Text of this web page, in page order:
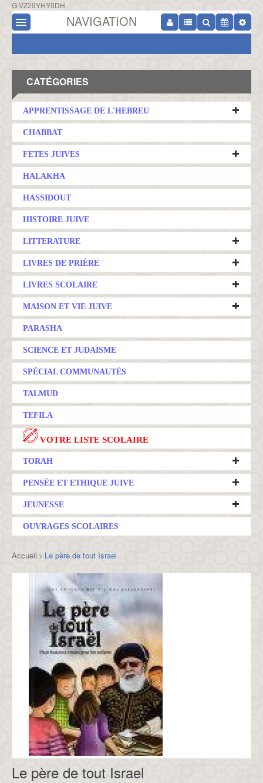
G-VZ29YHY0DH
NAVIGATION
CATÉGORIES
APPRENTISSAGE DE L'HEBREU
CHABBAT
FETES JUIVES
HALAKHA
HASSIDOUT
HISTOIRE JUIVE
LITTERATURE
LIVRES DE PRIÈRE
LIVRES SCOLAIRE
MAISON ET VIE JUIVE
PARASHA
SCIENCE ET JUDAISME
SPÉCIAL COMMUNAUTÉS
TALMUD
TEFILA
VOTRE LISTE SCOLAIRE
TORAH
PENSÉE ET ETHIQUE JUIVE
JEUNESSE
OUVRAGES SCOLAIRES
Accueil > Le père de tout Israel
Le père de tout Israel